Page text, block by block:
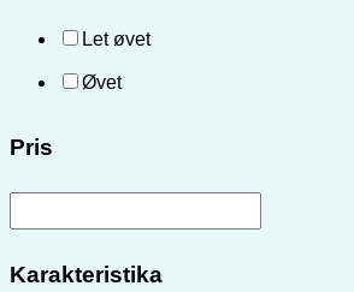
Let øvet
Øvet
Pris
Karakteristika